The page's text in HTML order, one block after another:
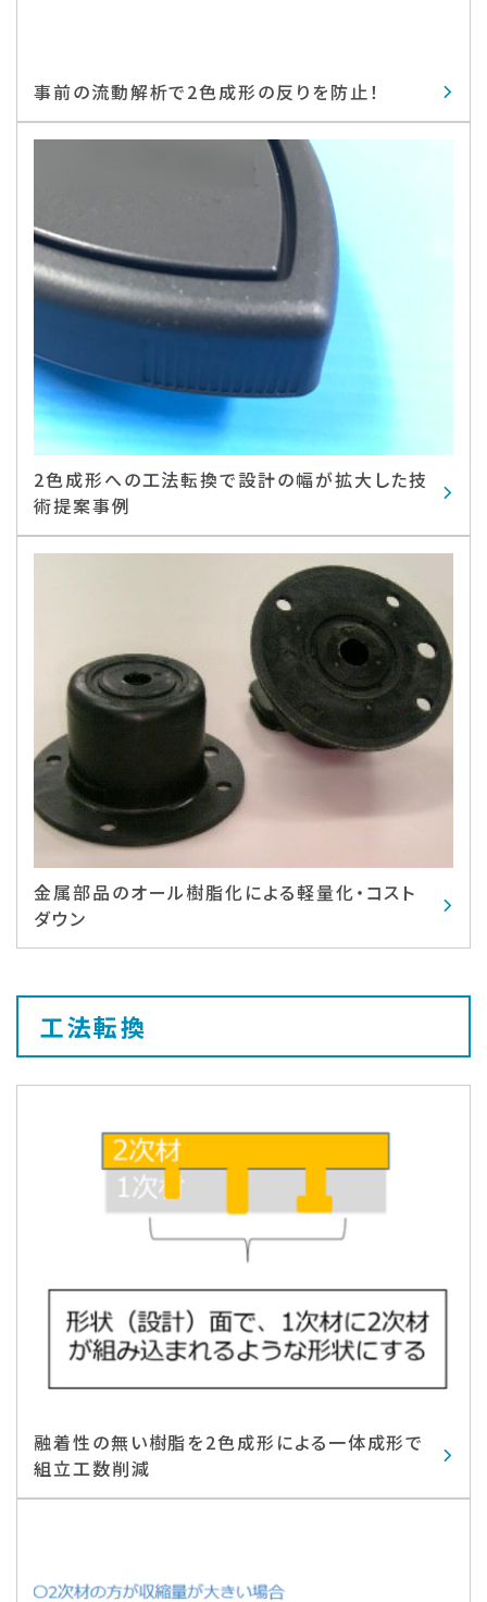
事前の流動解析で2色成形の反りを防止！
2色成形への工法転換で設計の幅が拡大した技
術提案事例
金属部品のオール樹脂化による軽量化・コスト
ダウン
工法転換
融着性の無い樹脂を2色成形による一体成形で
組立工数削減